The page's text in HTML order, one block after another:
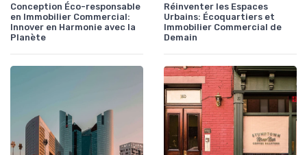
Conception Éco-responsable
en Immobilier Commercial:
Innover en Harmonie avec la
Planète
Réinventer les Espaces
Urbains: Écoquartiers et
Immobilier Commercial de
Demain